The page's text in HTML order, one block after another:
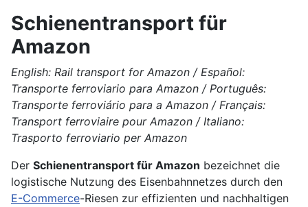
Schienentransport für
Amazon
English: Rail transport for Amazon / Español:
Transporte ferroviario para Amazon / Português:
Transporte ferroviário para a Amazon / Français:
Transport ferroviaire pour Amazon / Italiano:
Trasporto ferroviario per Amazon
Der Schienentransport für Amazon bezeichnet die
logistische Nutzung des Eisenbahnnetzes durch den
E-Commerce-Riesen zur effizienten und nachhaltigen